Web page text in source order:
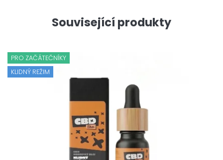
Související produkty
PRO ZAČÁTEČNÍKY
KLIDNÝ REŽIM